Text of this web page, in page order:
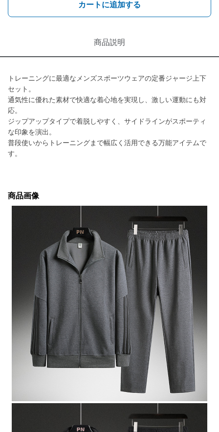
カートに追加する
商品説明
トレーニングに最適なメンズスポーツウェアの定番ジャージ上下
セット。
通気性に優れた素材で快適な着心地を実現し、激しい運動にも対
応。
ジップアップタイプで着脱しやすく、サイドラインがスポーティ
な印象を演出。
普段使いからトレーニングまで幅広く活用できる万能アイテムで
す。
商品画像